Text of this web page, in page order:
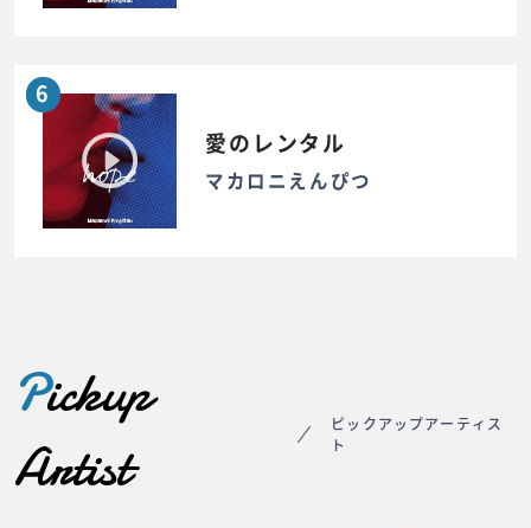
6
愛のレンタル
マカロニえんぴつ
Pickup
Artist
ピックアップアーティス
ト